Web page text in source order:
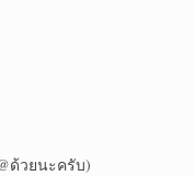
ด้วยนะครับ)